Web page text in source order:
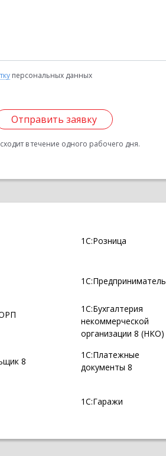
персональных данных
Отправить заявку
в течение одного рабочего дня.
1С:Розница
1С:Предприниматель
1С:Бухгалтерия
некоммерческой
организации 8 (НКО)
8
1С:Платежные
документы 8
1С:Гаражи